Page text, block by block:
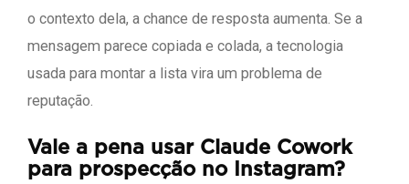
o contexto dela, a chance de resposta aumenta. Se a
mensagem parece copiada e colada, a tecnologia
usada para montar a lista vira um problema de
reputação.
Vale a pena usar Claude Cowork
para prospecção no Instagram?